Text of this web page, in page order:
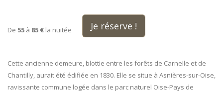
De 55 à 85 € la nuitée Je réserve !
Cette ancienne demeure, blottie entre les forêts de Carnelle et de
Chantilly, aurait été édifiée en 1830. Elle se situe à Asnières-sur-Oise,
ravissante commune logée dans le parc naturel Oise-Pays de